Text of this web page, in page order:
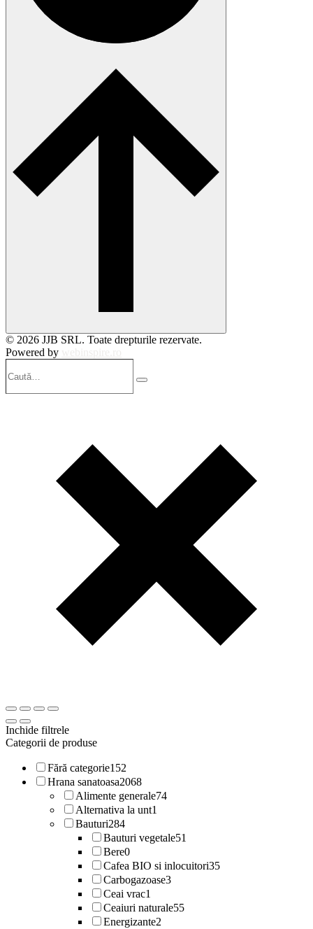
© 2026 JJB SRL. Toate drepturile rezervate.
Powered by
Search
Inchide filtrele
Categorii de produse
Fără categorie152
Hrana sanatoasa2068
Alimente generale74
Alternativa la unt1
Bauturi284
Bauturi vegetale51
Bere0
Cafea BIO si inlocuitori35
Carbogazoase3
Ceai vrac1
Ceaiuri naturale55
Energizante2